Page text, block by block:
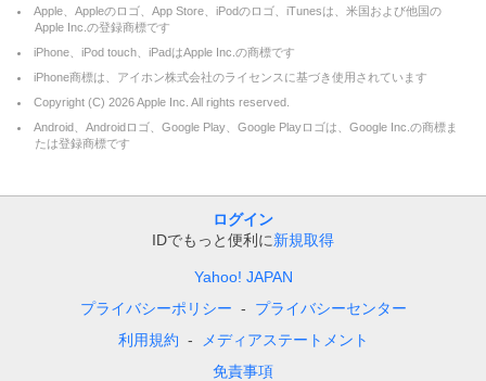
Apple、Appleのロゴ、App Store、iPodのロゴ、iTunesは、米国および他国の
Apple Inc.の登録商標です
iPhone、iPod touch、iPadはApple Inc.の商標です
iPhone商標は、アイホン株式会社のライセンスに基づき使用されています
Copyright (C) 2026Apple Inc. All rights reserved.
Android、Androidロゴ、Google Play、Google Playロゴは、Google Inc.の商標ま
たは登録商標です
ログイン
IDでもっと便利に新規取得
Yahoo! JAPAN
プライバシーポリシー
プライバシーセンター
利用規約
メディアステートメント
免責事項